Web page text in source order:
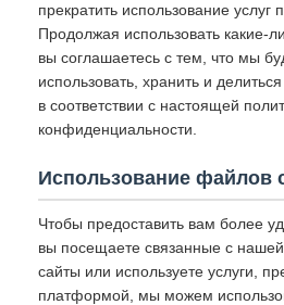
прекратить использование услуг
Продолжая использовать какие-
вы соглашаетесь с тем, что мы
использовать, хранить и
в соответствии с настоящей
конфиденциальности.
Использование файлов
Чтобы предоставить вам более
вы посещаете связанные с
сайты или используете услуги,
платформой, мы можем